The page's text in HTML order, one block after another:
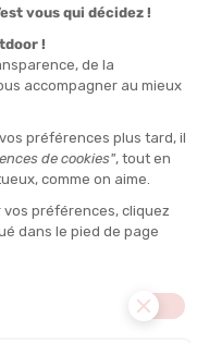
tappa sull’esplanade du
il percorso offrirà un
calore e del vento
tempi della Solo Race.
la tappa di
gli atleti per una